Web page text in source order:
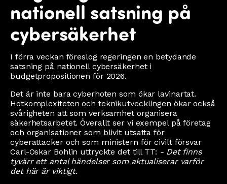
nationell satsning på
cybersäkerhet
I förra veckan föreslog regeringen en betydande
satsning på nationell cybersäkerhet i
budgetpropositionen för 2026.
Det är inte bara cyberhoten som ökar lavinartat.
Hotkomplexiteten och teknikutvecklingen ökar också
svårigheten att som verksamhet organisera
säkerhetsarbetet. Överallt ser vi exempel på företag
och organisationer som blivit utsatta för
cyberattacker och som ministern för civilt försvar
Carl-Oskar Bohlin uttryckte det till TT: - Det finns
tyvärr ett antal händelser som aktualiserar varför
det här är viktigt.